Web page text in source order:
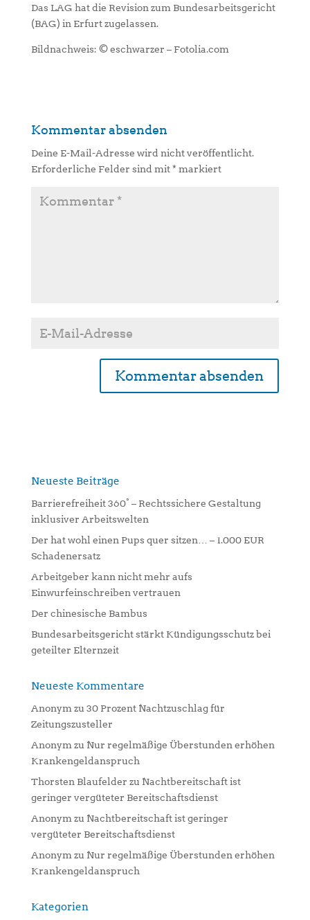
Das LAG hat die Revision zum Bundesarbeitsgericht
(BAG) in Erfurt zugelassen.
Bildnachweis: © eschwarzer – Fotolia.com
Kommentar absenden
Deine E-Mail-Adresse wird nicht veröffentlicht.
Erforderliche Felder sind mit* markiert
n
v
e
:
Neueste Beiträge
Barrierefreiheit 360° – Rechtssichere Gestaltung
inklusiver Arbeitswelten
Der hat wohl einen Pups quer sitzen… – 1.000 EUR
Schadenersatz
Arbeitgeber kann nicht mehr aufs
Einwurfeinschreiben vertrauen
Der chinesische Bambus
Bundesarbeitsgericht stärkt Kündigungsschutz bei
geteilter Elternzeit
Neueste Kommentare
Anonym zu 30 Prozent Nachtzuschlag für
Zeitungszusteller
Anonym zu Nur regelmäßige Überstunden erhöhen
Krankengeldanspruch
Thorsten Blaufelder zu Nachtbereitschaft ist
geringer vergüteter Bereitschaftsdienst
Anonym zu Nachtbereitschaft ist geringer
vergüteter Bereitschaftsdienst
Anonym zu Nur regelmäßige Überstunden erhöhen
Krankengeldanspruch
Kategorien